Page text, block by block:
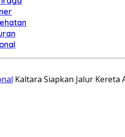
Kaltara Siapkan Jalur